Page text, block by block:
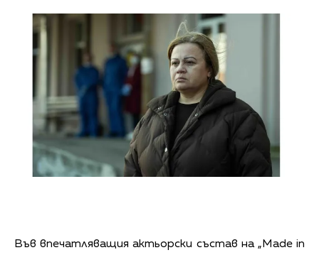
Във впечатляващия актьорски състав на „Made in